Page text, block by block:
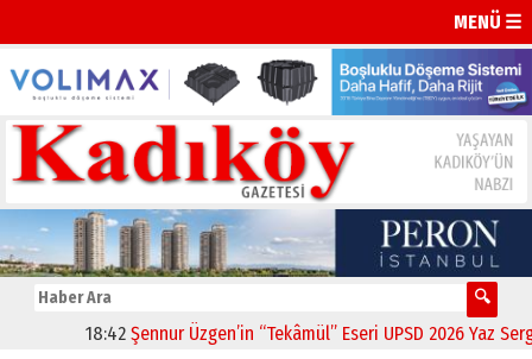
MENÜ ☰
18:42 Şennur Üzgen’in “Tekâmül” Eseri UPSD 2026 Yaz